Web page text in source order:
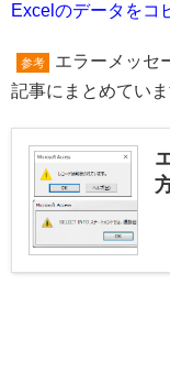
Excelのデータをコ
参考
エラーメッセ
記事にまとめていま